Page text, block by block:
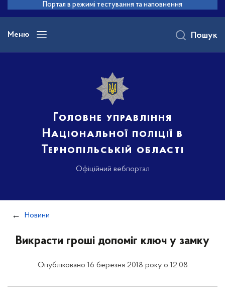
основного
вмісту
Портал в режимі тестування та наповнення
Меню
Головне управління
Національної поліції в
Тернопільській області
Офіційний вебпортал
Пошук
Новини
Викрасти гроші допоміг ключ у замку
Опубліковано 16 березня 2018 року о 12:08